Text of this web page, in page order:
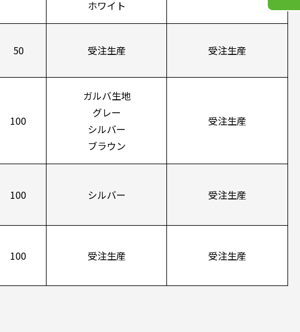
ホワイト
50 受注生産 受注生産
100
ガルバ生地
グレー
シルバー
ブラウン
受注生産
100 シルバー 受注生産
100 受注生産 受注生産